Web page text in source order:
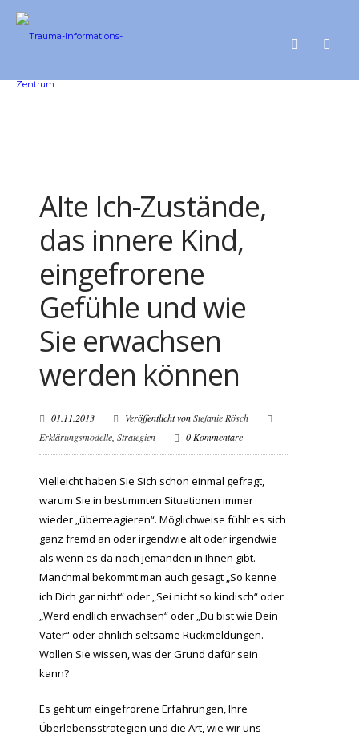
Alte Ich-Zustände,
das innere Kind,
eingefrorene
Gefühle und wie
Sie erwachsen
werden können
01.11.2013 Veröffentlicht vonStefanie Rösch
Erklärungsmodelle Strategien 0 Kommentare
Vielleicht haben Sie Sich schon einmal gefragt,
warum Sie in bestimmten Situationen immer
wieder „überreagieren“. Möglichweise fühlt es sich
ganz fremd an oder irgendwie alt oder irgendwie
als wenn es da noch jemanden in Ihnen gibt.
Manchmal bekommt man auch gesagt „So kenne
ich Dich gar nicht“ oder „Sei nicht so kindisch“ oder
„Werd endlich erwachsen“ oder „Du bist wie Dein
Vater“ oder ähnlich seltsame Rückmeldungen.
Wollen Sie wissen, was der Grund dafür sein
kann?
Es geht um eingefrorene Erfahrungen, Ihre
Überlebensstrategien und die Art, wie wir uns